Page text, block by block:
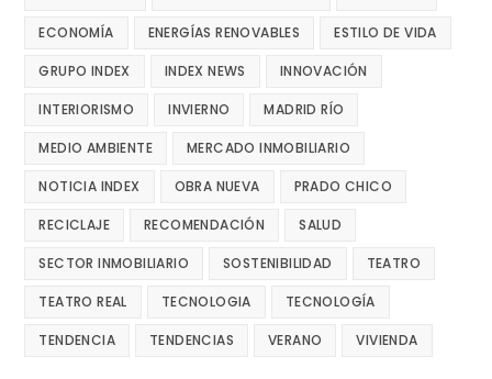
ECONOMÍA ENERGÍAS RENOVABLES ESTILO DE VIDA
GRUPO INDEX INDEX NEWS INNOVACIÓN
INTERIORISMO INVIERNO MADRID RÍO
MEDIO AMBIENTE MERCADO INMOBILIARIO
NOTICIA INDEX OBRA NUEVA PRADO CHICO
RECICLAJE RECOMENDACIÓN SALUD
SECTOR INMOBILIARIO SOSTENIBILIDAD TEATRO
TEATRO REAL TECNOLOGIA TECNOLOGÍA
TENDENCIA TENDENCIAS VERANO VIVIENDA